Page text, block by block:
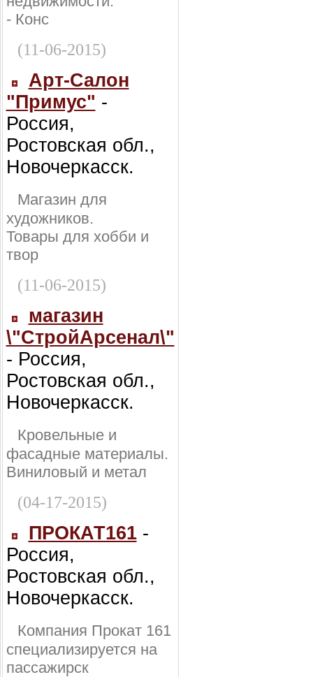
- Конс
(11-06-2015)
Арт-Салон
"Примус" -
Россия,
Ростовская обл.,
Новочеркасск.
Магазин для
художников.
Товары для хобби и
твор
(11-06-2015)
магазин
\"СтройАрсенал\"
- Россия,
Ростовская обл.,
Новочеркасск.
Кровельные и
фасадные материалы.
Виниловый и метал
(04-17-2015)
ПРОКАТ161-
Россия,
Ростовская обл.,
Новочеркасск.
Компания Прокат 161
специализируется на
пассажирск